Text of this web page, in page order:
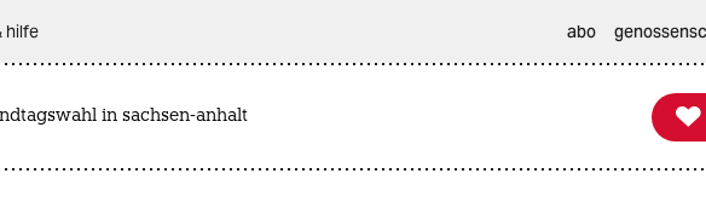
hilfe abo
in sachsen-anhalt 
taz